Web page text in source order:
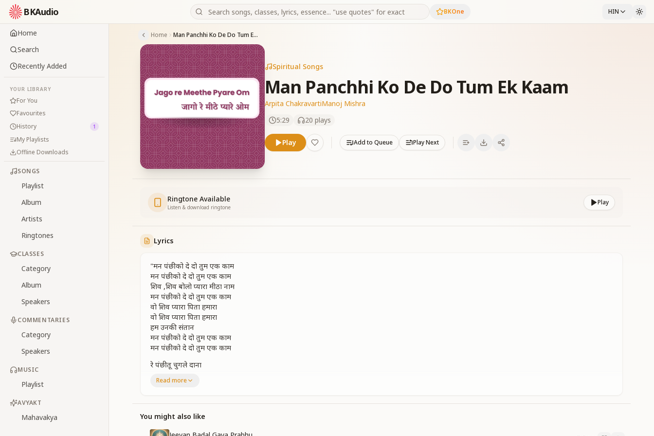
BKAudio BKOne HIN
Home
Search
Recently Added
YOUR LIBRARY
For You
Favourites
History
1
My Playlists
Offline Downloads
SONGS
Playlist
Album
Artists
Ringtones
CLASSES
Category
Album
Speakers
COMMENTARIES
Category
Speakers
MUSIC
Playlist
AVYAKT
Mahavakya
Home Man Panchhi Ko De Do Tum Ek Kaam
Spiritual Songs
Man Panchhi Ko De Do Tum Ek Kaam
Arpita ChakravartiManoj Mishra
5:29
20 plays
Play Add to Queue Play Next
Ringtone Available
Listen & download ringtone
Play
Lyrics
"मन पंछी को दे दो तुम एक काम
मन पंछी को दे दो तुम एक काम
शिव ,शिव बोलो प्यारा मीठा नाम
मन पंछी को दे दो तुम एक काम
वो शिव प्यारा पिता हमारा
वो शिव प्यारा पिता हमारा
हम उनकी संतान
मन पंछी को दे दो तुम एक काम
मन पंछी को दे दो तुम एक काम
रे पंछी तू चुगले दाना
हो भटक गया तू ये जग जंगल
सुबह ,दोपहर गई जीवन की
सुबह, दोपहर गई जीवन की
Read more
You might also like